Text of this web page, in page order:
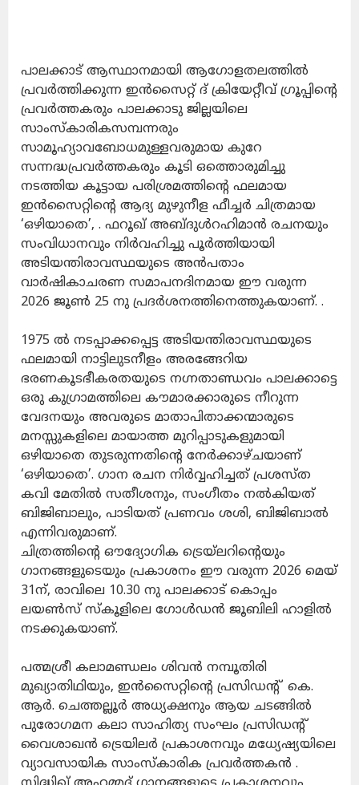
പാലക്കാട് ആസ്ഥാനമായി ആഗോളതലത്തിൽ
പ്രവർത്തിക്കുന്ന ഇൻസൈറ്റ് ദ് ക്രിയേറ്റീവ് ഗ്രൂപ്പിന്റെ
പ്രവർത്തകരും പാലക്കാടു ജില്ലയിലെ
സാംസ്കാരികസമ്പന്നരും
സാമൂഹ്യാവബോധമുള്ളവരുമായ കുറേ
സന്നദ്ധപ്രവർത്തകരും കൂടി ഒത്തൊരുമിച്ചു
നടത്തിയ കൂട്ടായ പരിശ്രമത്തിന്റെ ഫലമായ
ഇൻസൈറ്റിന്റെ ആദ്യ മുഴുനീള ഫീച്ചർ ചിത്രമായ
‘ഒഴിയാതെ’, . ഫറൂഖ് അബ്ദുൾറഹിമാൻ രചനയും
സംവിധാനവും നിർവഹിച്ചു പൂർത്തിയായി
അടിയന്തിരാവസ്ഥയുടെ അൻപതാം
വാർഷികാചരണ സമാപനദിനമായ ഈ വരുന്ന
2026 ജൂൺ 25 നു പ്രദർശനത്തിനെത്തുകയാണ്. .
1975 ൽ നടപ്പാക്കപ്പെട്ട അടിയന്തിരാവസ്ഥയുടെ
ഫലമായി നാട്ടിലുടനീളം അരങ്ങേറിയ
ഭരണകൂടഭീകരതയുടെ നഗ്നതാണ്ഡവം പാലക്കാട്ടെ
ഒരു കുഗ്രാമത്തിലെ കൗമാരക്കാരുടെ നീറുന്ന
വേദനയും അവരുടെ മാതാപിതാക്കന്മാരുടെ
മനസ്സുകളിലെ മായാത്ത മുറിപ്പാടുകളുമായി
ഒഴിയാതെ തുടരുന്നതിന്റെ നേർക്കാഴ്ചയാണ്
‘ഒഴിയാതെ’. ഗാന രചന നിർവ്വഹിച്ചത് പ്രശസ്ത
കവി മേതിൽ സതീശനും, സംഗീതം നൽകിയത്
ബിജിബാലും, പാടിയത് പ്രണവം ശശി, ബിജിബാൽ
എന്നിവരുമാണ്.
ചിത്രത്തിന്റെ ഔദ്യോഗിക ട്രെയ്‌ലറിന്റെയും
ഗാനങ്ങളുടെയും പ്രകാശനം ഈ വരുന്ന 2026 മെയ്
31ന്, രാവിലെ 10.30 നു പാലക്കാട് കൊപ്പം
ലയൺസ് സ്‌കൂളിലെ ഗോൾഡൻ ജൂബിലി ഹാളിൽ
നടക്കുകയാണ്.
പത്മശ്രീ കലാമണ്ഡലം ശിവൻ നമ്പൂതിരി
മുഖ്യാതിഥിയും, ഇൻസൈറ്റിന്റെ പ്രസിഡന്റ് കെ.
ആർ. ചെത്തല്ലൂർ അധ്യക്ഷനും ആയ ചടങ്ങിൽ
പുരോഗമന കലാ സാഹിത്യ സംഘം പ്രസിഡന്റ്
വൈശാഖൻ ട്രെയിലർ പ്രകാശനവും മധ്യേഷ്യയിലെ
വ്യാവസായിക സാംസ്‌കാരിക പ്രവർത്തകൻ .